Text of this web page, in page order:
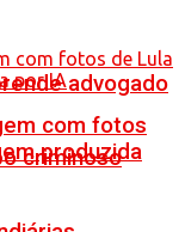
advogado
criminoso
com fotos
produzida